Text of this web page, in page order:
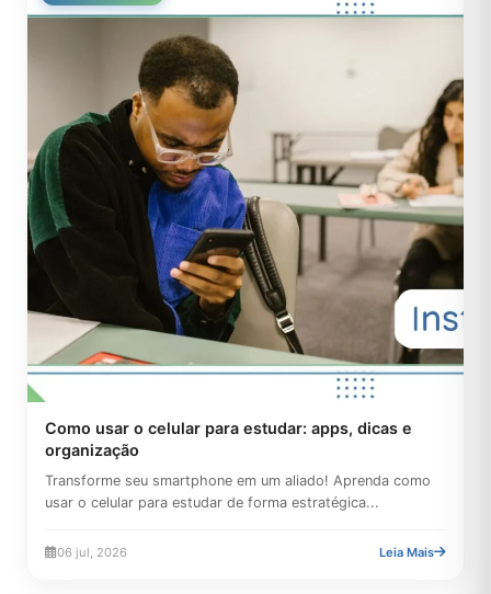
Como usar o celular para estudar: apps, dicas e
organização
Transforme seu smartphone em um aliado! Aprenda como
usar o celular para estudar de forma estratégica...
06 jul, 2026 Leia Mais